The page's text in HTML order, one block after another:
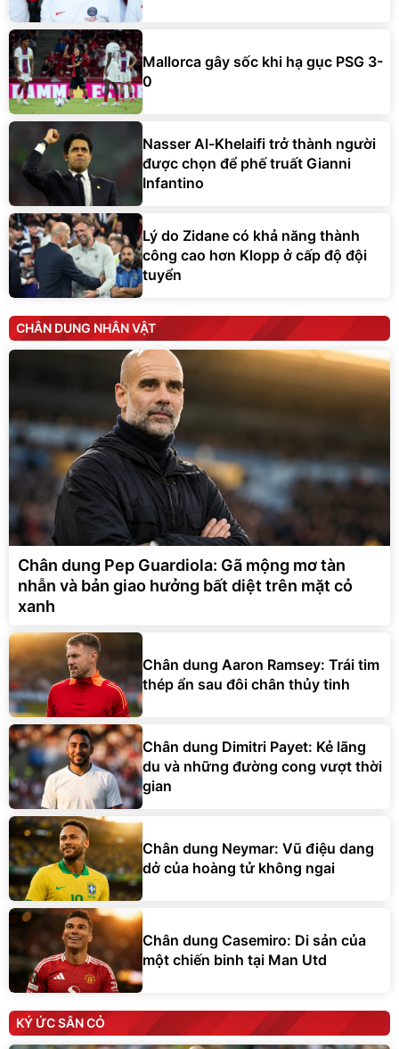
Mallorca gây sốc khi hạ gục PSG 3-
0
Nasser Al-Khelaifi trở thành người
được chọn để phế truất Gianni
Infantino
Lý do Zidane có khả năng thành
công cao hơn Klopp ở cấp độ đội
tuyển
CHÂN DUNG NHÂN VẬT
Chân dung Pep Guardiola: Gã mộng mơ tàn
nhẫn và bản giao hưởng bất diệt trên mặt cỏ
xanh
Chân dung Aaron Ramsey: Trái tim
thép ẩn sau đôi chân thủy tinh
Chân dung Dimitri Payet: Kẻ lãng
du và những đường cong vượt thời
gian
Chân dung Neymar: Vũ điệu dang
dở của hoàng tử không ngai
Chân dung Casemiro: Di sản của
một chiến binh tại Man Utd
KÝ ỨC SÂN CỎ